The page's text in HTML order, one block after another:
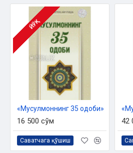
13-mavzu. Muarrifotlar bayoni
14-mavzu. Muarrifning shartlari
15-mavzu. Qaziyyalar va ularning
16-mavzu. Qaziyyalarning qismlari
17-mavzu. Shartiy qaziyya
18-mavzu. Tanaquz
19-mavzu. Aksi mustaviy
20-mavzu. Qiyos
21-mavzu. Shakllar
ЙЎҚ
«Мусулмоннинг 35 одоби»
16 500 сўм
Саватчага қўшиш
42